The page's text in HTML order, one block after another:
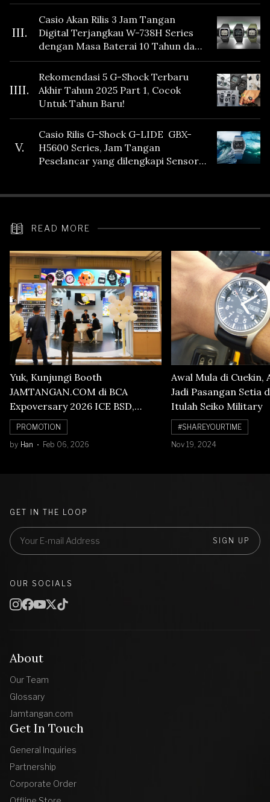
III.
Casio Akan Rilis 3 Jam Tangan
Digital Terjangkau W-738H Series
dengan Masa Baterai 10 Tahun dan
Fitur Vibration
IIII.
Rekomendasi 5 G-Shock Terbaru
Akhir Tahun 2025 Part 1, Cocok
Untuk Tahun Baru!
V.
Casio Rilis G-Shock G-LIDE GBX-
H5600 Series, Jam Tangan
Peselancar yang dilengkapi Sensor
READ MORE
Yuk, Kunjungi Booth
JAMTANGAN.COM di BCA
Expoversary 2026 ICE BSD,
Banyak Diskon Jam Tangan,
Cuma Sampai 8 Februari!
PROMOTION
by Han Feb 06, 2026
Awal Mula di Cuekin,
Jadi Pasangan Setia
Itulah Seiko Military
#SHAREYOURTIME
Nov 19, 2024
About
Our Team
Glossary
Jamtangan.com
Get In Touch
General Inquiries
Partnership
Corporate Order
GET IN THE LOOP
SIGN UP
OUR SOCIALS